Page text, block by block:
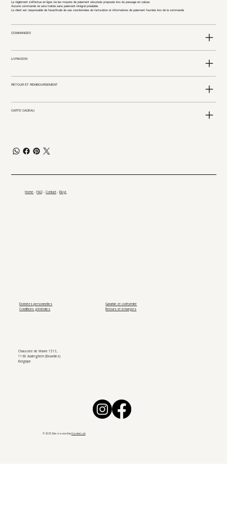
Le règlement s’effectue en ligne via les moyens de paiement sécurisés proposés lors du passage en caisse.
Aucune commande ne sera traitée sans paiement intégral préalable.
Le client est responsable de l’exactitude de ses coordonnées de facturation et informations de paiement fournies lors de la commande
COMMANDES
LIVRAISON
RETOUR ET REMBOURSEMENT
CARTE CADEAU
Home -FAQ -Contact -Blog
Données personnelles
Conditions générales
Chaussée de Wavre 1513,
1160 Auderghem (Bruxelles)
Belgique
Garantie et conformité
Retours et échanges
© 2025 Site created byCarotteLab